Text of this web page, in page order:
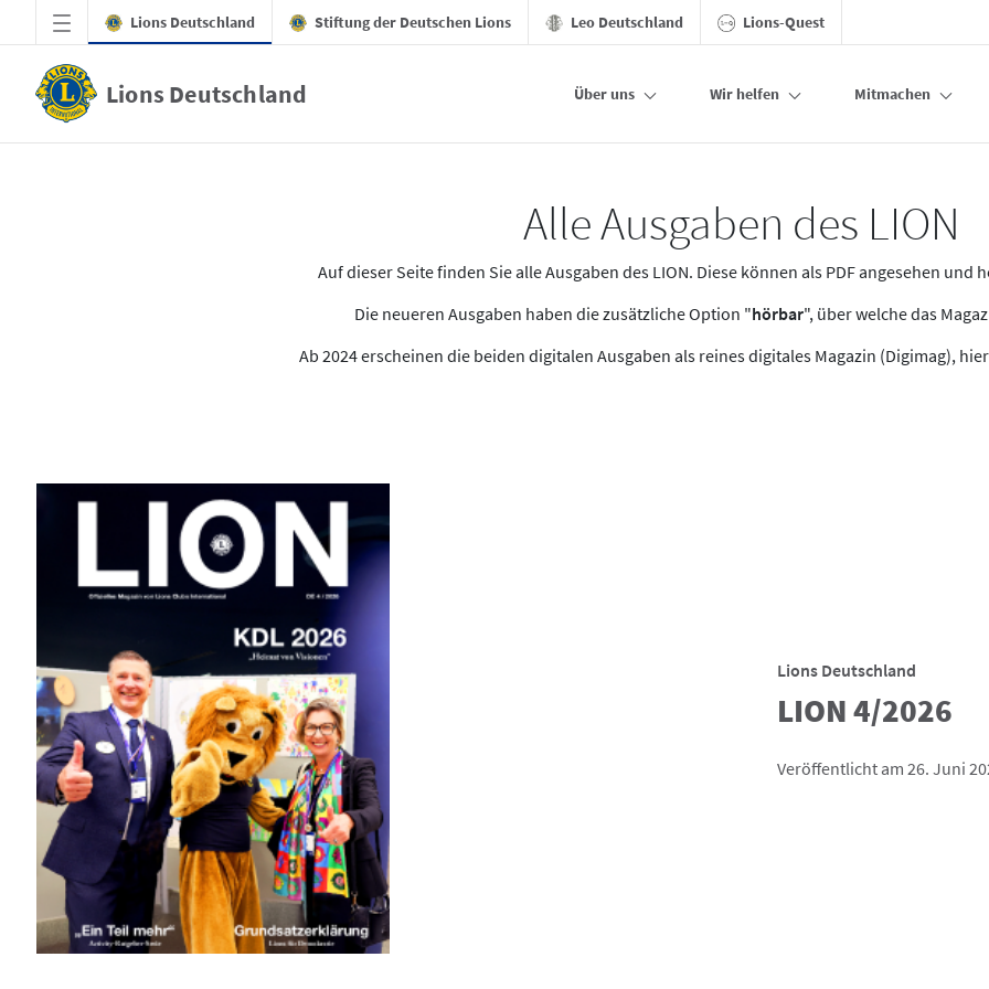
Zum Hauptinhalt springen
Lions Deutschland Stiftung der Deutschen Lions Leo Deutschland Lions-Quest
Lions Deutschland Über uns Wir helfen Mitmachen
Alle Ausgaben des LION
Auf dieser Seite finden Sie alle Ausgaben des LION. Diese können als PDF angesehen und
Die neueren Ausgaben haben die zusätzliche Option "hörbar", über welche das
Ab 2024 erscheinen die beiden digitalen Ausgaben als reines digitales Magazin (Digimag),
Lions Deutschland
LION 4/2026
Veröffentlicht am 26. Juni